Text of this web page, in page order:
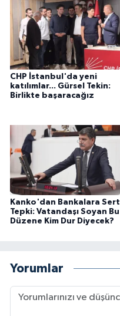
CHP İstanbul'da yeni
katılımlar... Gürsel Tekin:
Birlikte başaracağız
Kanko'dan Bankalara Sert
Tepki: Vatandaşı Soyan Bu
Düzene Kim Dur Diyecek?
Yorumlar